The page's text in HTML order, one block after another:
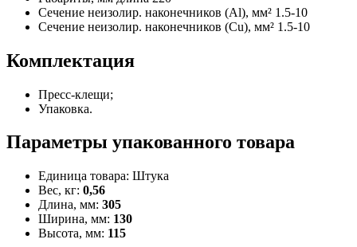
Сечение неизолир. наконечников (Al), мм² 1.5-10
Сечение неизолир. наконечников (Сu), мм² 1.5-10
Комплектация
Пресс-клещи;
Упаковка.
Параметры упакованного товара
Единица товара: Штука
Вес, кг: 0,56
Длина, мм: 305
Ширина, мм: 130
Высота, мм: 115